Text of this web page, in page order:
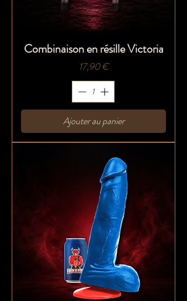
Combinaison en résille Victoria
Prix
17,90 €
Ajouter au panier